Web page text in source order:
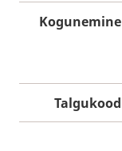
Kogunemine
Talgukood